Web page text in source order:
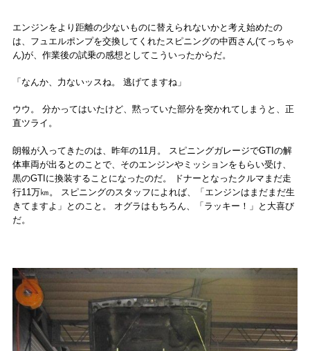
エンジンをより距離の少ないものに替えられないかと考え始めたの
は、フュエルポンプを交換してくれたスピニングの中西さん(てっちゃ
ん)が、作業後の試乗の感想としてこういったからだ。
「なんか、力ないッスね。 逃げてますね」
ウウ。 分かってはいたけど、黙っていた部分を突かれてしまうと、正
直ツライ。
朗報が入ってきたのは、昨年の11月。 スピニングガレージでGTIの解
体車両が出るとのことで、そのエンジンやミッションをもらい受け、
黒のGTIに換装することになったのだ。 ドナーとなったクルマまだ走
行11万㎞。 スピニングのスタッフによれば、「エンジンはまだまだ生
きてますよ」とのこと。 オグラはもちろん、「ラッキー！」と大喜び
だ。